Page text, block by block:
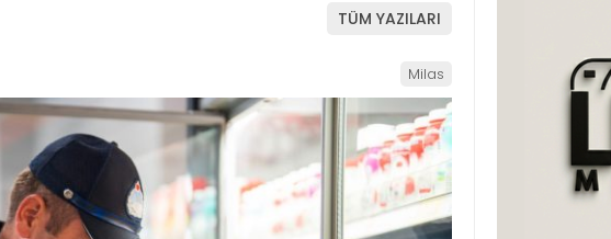
TÜM YAZILARI
Milas